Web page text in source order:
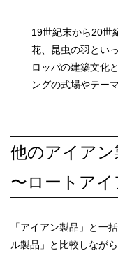
19世紀末から20世
花、昆虫の羽とい
ロッパの建築文化
ングの式場やテー
他のアイア
〜ロートア
「アイアン製品」と一
ル製品」と比較しなが